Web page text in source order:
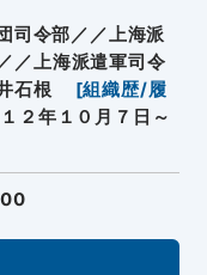
司令部／／上海派
／上海派遣軍司令
石根
[組織歴/履
２年１０月７日～